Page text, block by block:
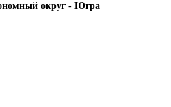
округ - Югра